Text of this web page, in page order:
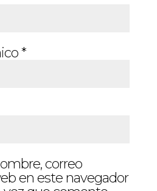
*
correo
en este navegador